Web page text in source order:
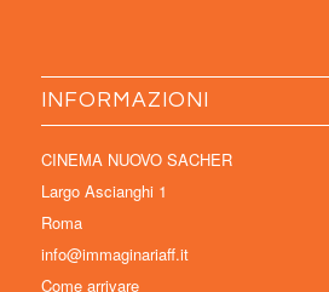
INFORMAZIONI
CINEMA NUOVO SACHER
Largo Ascianghi 1
Roma
info@immaginariaff.it
Come arrivare